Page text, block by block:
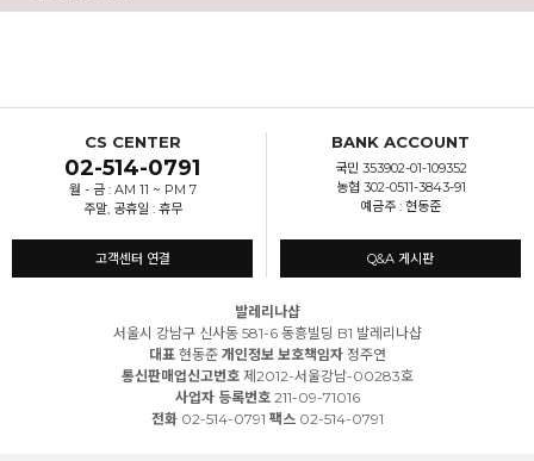
CS CENTER
02-514-0791
월 - 금 : AM 11 ~ PM 7
주말, 공휴일 : 휴무
고객센터 연결
BANK ACCOUNT
국민 353902-01-109352
농협 302-0511-3843-91
예금주 : 현동준
Q&A 게시판
발레리나샵
서울시 강남구 신사동 581-6 동흥빌딩 B1 발레리나샵
대표현동준 개인정보 보호책임자정주연
통신판매업신고번호제2012-서울강남-00283호
사업자 등록번호211-09-71016
전화02-514-0791 팩스02-514-0791